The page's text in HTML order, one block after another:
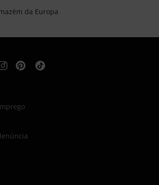
da Europa